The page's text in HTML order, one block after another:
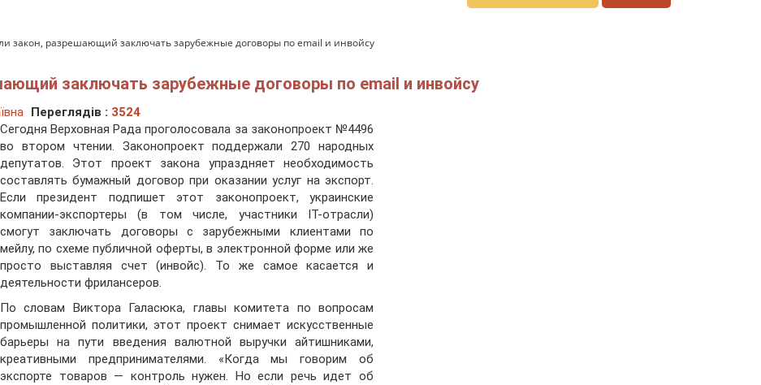
закон, разрешающий заключать зарубежные договоры по email и инвойсу
заключать зарубежные договоры по email и инвойсу
Переглядів : 3524
Сегодня Верховная Рада проголосовала за законопроект №4496
во втором чтении. Законопроект поддержали 270 народных
депутатов. Этот проект закона упраздняет необходимость
составлять бумажный договор при оказании услуг на экспорт.
Если президент подпишет этот законопроект, украинские
компании-экспортеры (в том числе, участники IT-отрасли)
смогут заключать договоры с зарубежными клиентами по
мейлу, по схеме публичной оферты, в электронной форме или же
просто выставляя счет (инвойс). То же самое касается и
деятельности фрилансеров.
По словам Виктора Галасюка, главы комитета по вопросам
промышленной политики, этот проект снимает искусственные
барьеры на пути введения валютной выручки айтишниками,
креативными предпринимателями. «Когда мы говорим об
экспорте товаров — контроль нужен. Но если речь идет об